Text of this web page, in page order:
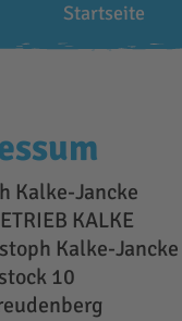
Startseite
Kalke-Jancke
KALKE
Kalke-Jancke
10